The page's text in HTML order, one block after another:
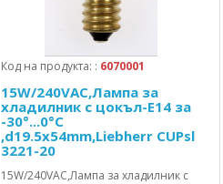
Код на продукта: : 6070001
15W/240VAC,Лампа за
хладилник с цокъл-E14 за
-30°...0°C
,d19.5x54mm,Liebherr CUPsl
3221-20
15W/240VAC,Лампа за хладилник с